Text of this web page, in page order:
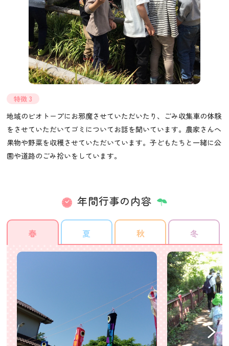
特徴 3
地域のビオトープにお邪魔させていただいたり、ごみ収集車の体験
をさせていただいてゴミについてお話を聞いています。農家さんへ
果物や野菜を収穫させていただいています。子どもたちと一緒に公
園や道路のごみ拾いをしています。
年間行事の内容
春 夏 秋 冬